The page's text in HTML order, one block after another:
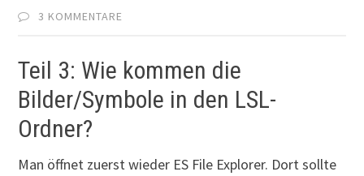
3 KOMMENTARE
Teil 3: Wie kommen die
Bilder/Symbole in den LSL-
Ordner?
Man öffnet zuerst wieder ES File Explorer. Dort sollte